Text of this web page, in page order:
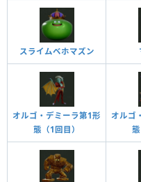
スライムベホマズン
オルゴ・デミーラ第1形
態（1回目）
オルゴ
態